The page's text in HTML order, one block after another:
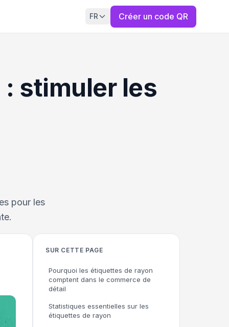
FR Créer un code QR
stimuler les
pour les
SUR CETTE PAGE
Pourquoi les étiquettes de rayon
comptent dans le commerce de
détail
Statistiques essentielles sur les
étiquettes de rayon